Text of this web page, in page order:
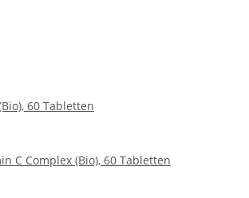
60 Tabletten